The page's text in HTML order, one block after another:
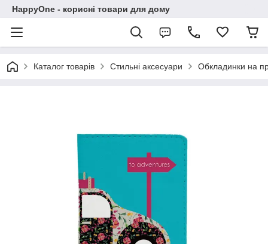
HappyOne - корисні товари для дому
Каталог товарів Стильні аксесуари Обкладинки на